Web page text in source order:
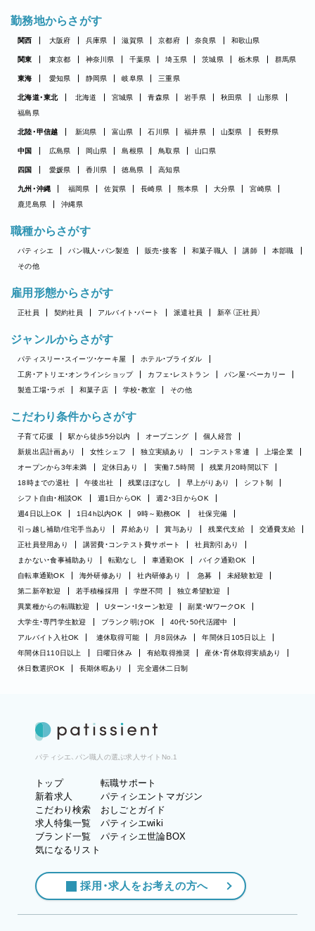
勤務地からさがす
関西 大阪府 兵庫県 滋賀県 京都府 奈良県 和歌山県
関東 東京都 神奈川県 千葉県 埼玉県 茨城県 栃木県 群馬県
東海 愛知県 静岡県 岐阜県 三重県
北海道・東北 北海道 宮城県 青森県 岩手県 秋田県
山形県
福島県
北陸・甲信越 新潟県 富山県 石川県 福井県 山梨県 長野県
中国 広島県 岡山県 島根県 鳥取県 山口県
四国 愛媛県 香川県 徳島県 高知県
九州・沖縄 福岡県 佐賀県 長崎県 熊本県 大分県
宮崎県
鹿児島県
沖縄県
職種からさがす
パティシエ パン職人・パン製造 販売・接客 和菓子職人 講師
本部職
その他
雇用形態からさがす
正社員 契約社員 アルバイト・パート 派遣社員 新卒（正社員）
ジャンルからさがす
パティスリー・スイーツ・ケーキ屋
ホテル・ブライダル
工房・アトリエ・オンラインショップ
カフェ・レストラン
パン屋・ベーカリー
製造工場・ラボ
和菓子店 学校・教室 その他
こだわり条件からさがす
子育て応援 駅から徒歩5分以内 オープニング
個人経営
新規出店計画あり
女性シェフ 独立実績あり コンテスト常連
上場企業
オープンから3年未満
定休日あり 実働7.5時間
残業月20時間以下
18時までの退社
午後出社 残業ほぼなし 早上がりあり
シフト制
シフト自由・相談OK
週1日からOK
週2・3日からOK
週4日以上OK
1日4h以内OK 9時～勤務OK
社保完備
引っ越し補助/住宅手当あり
昇給あり 賞与あり 残業代支給
交通費支給
正社員登用あり
講習費・コンテスト費サポート
社員割引あり
まかない・食事補助あり
転勤なし 車通勤OK
バイク通勤OK
自転車通勤OK
海外研修あり 社内研修あり 急募
未経験歓迎
第二新卒歓迎
若手積極採用 学歴不問
独立希望歓迎
異業種からの転職歓迎
Uターン・Iターン歓迎
副業・WワークOK
大学生・専門学生歓迎
ブランク明けOK
40代・50代活躍中
アルバイト入社OK
連休取得可能 月8回休み
年間休日105日以上
年間休日110日以上
日曜日休み 有給取得推奨
産休・育休取得実績あり
休日数選択OK
長期休暇あり 完全週休二日制
パティシエ、パン職人の選ぶ求人サイトNo.1
トップ
新着求人
こだわり検索
求人特集一覧
ブランド一覧
気になるリスト
転職サポート
パティシエントマガジン
おしごとガイド
パティシエwiki
パティシエ世論BOX
採用・求人をお考えの方へ